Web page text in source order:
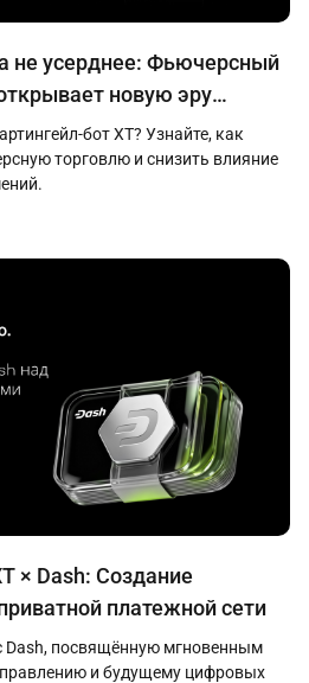
не усерднее: Фьючерсный
новую эру
бот XT? Узнайте, как
торговлю и снизить влияние
× Dash: Создание
платежной сети
Dash, посвящённую мгновенным
и будущему цифровых